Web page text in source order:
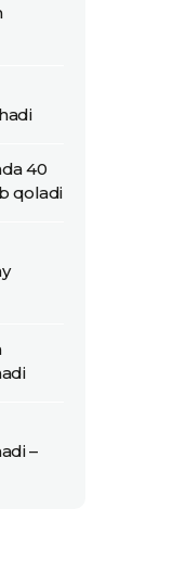
40
qoladi
–